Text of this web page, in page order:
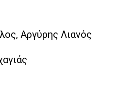
Αργύρης Λιανός